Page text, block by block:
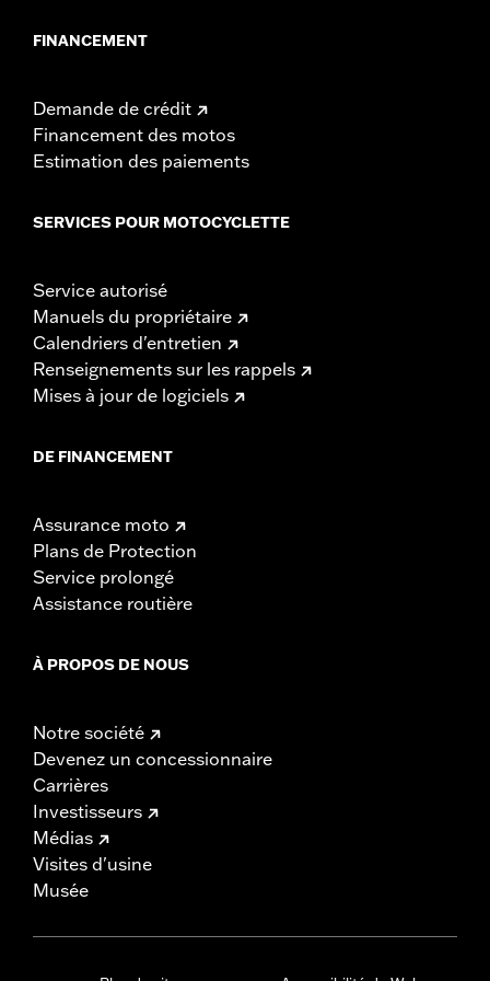
FINANCEMENT
Demande de crédit
Financement des motos
Estimation des paiements
SERVICES POUR MOTOCYCLETTE
Service autorisé
Manuels du propriétaire
Calendriers d'entretien
Renseignements sur les rappels
Mises à jour de logiciels
DE FINANCEMENT
Assurance moto
Plans de Protection
Service prolongé
Assistance routière
À PROPOS DE NOUS
Notre société
Devenez un concessionnaire
Carrières
Investisseurs
Médias
Visites d'usine
Musée